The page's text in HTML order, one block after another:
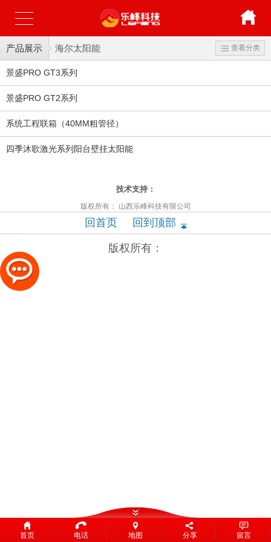
产品展示 海尔太阳能 查看分类
景盛PRO GT3系列
景盛PRO GT2系列
系统工程联箱（40MM粗管径）
四季沐歌激光系列阳台壁挂太阳能
技术支持：
版权所有： 山西乐峰科技有限公司
回首页 回到顶部
版权所有：
首页 电话 地图 分享 留言